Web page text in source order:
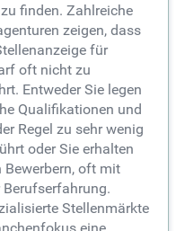
finden. Zahlreiche
zeigen, dass
für
oft nicht zu
Entweder Sie legen
Qualifikationen und
Regel zu sehr wenig
oder Sie erhalten
Bewerbern, oft mit
Stellenmärkte